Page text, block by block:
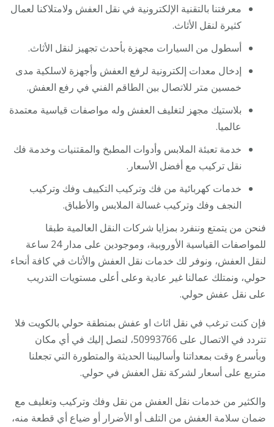
معرفتنا بالتقنية الإلكترونية في نقل العفش ولامتلاكنا لعمال
كثيرة لنقل الأثاث.
أسطول من السيارات مجهزة بأحدث تجهيز لنقل الأثاث.
إدخال معدات إلكترونية لرفع العفش وأجهزة لاسلكية مدى
خمسين متر للاتصال بين الطاقم الفني في رفع العفش.
بلاستيك مجهز لتغليف العفش وله مواصفات قياسية معتمدة
عالميا.
خدمة تعبئة الملابس وأدوات المطبخ والمقتنيات وخدمة فك
نقل تركيب مع أفضل الأسعار.
خدمات كهربائية من فك وتركيب التكييف وفك وتركيب
النجف وفك وتركيب غسالة الملابس والأطباق.
فنحن من يتمتع وننفرد بمزايا شركات النقل العالمية طبقا
للمواصفات القياسية الأوروبية، وموجودين على مدار 24 ساعة
لنقل العفش، ونوفر لك خدمات نقل العفش والأثاث في كافة أنحاء
حولي، ونمتلك عمالنا غير عادية وعلى أعلى مستويات التدريب
على نقل عفش حولي.
فإن كنت ترغب في نقل اثاث او عفش بمنطقة حولي بالكويت فلا
تتردد في الاتصال على 50993766، لنصل إليك في أي مكان
وبأسرع وقت بمعداتنا وأساليبنا الحديثة والمتطورة التي تجعلنا
متربع على أسعار لشركة نقل العفش في حولي.
والكثير من خدمات نقل العفش من نقل وفك وتركيب وتغليف مع
ضمان سلامة العفش من التلف أو الأضرار أو ضياع أي قطعة منه،